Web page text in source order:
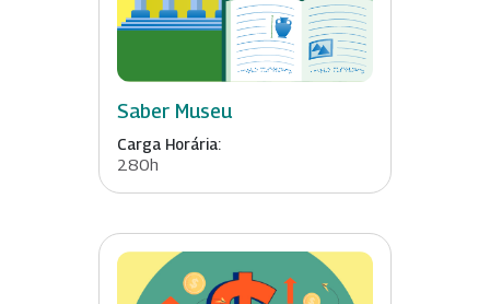
Saber Museu
Carga Horária:
280h